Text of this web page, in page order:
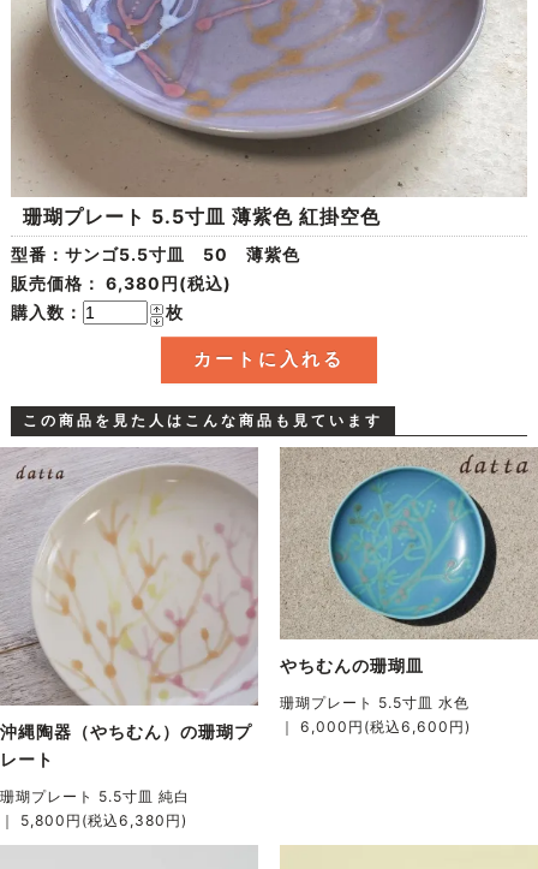
珊瑚プレート 5.5寸皿 薄紫色 紅掛空色
型番：サンゴ5.5寸皿 50 薄紫色
販売価格： 6,380円(税込)
購入数：
枚
この商品を見た人はこんな商品も見ています
沖縄陶器（やちむん）の珊瑚プ
レート
珊瑚プレート 5.5寸皿 純白
｜ 5,800円(税込6,380円)
やちむんの珊瑚皿
珊瑚プレート 5.5寸皿 水色
｜ 6,000円(税込6,600円)